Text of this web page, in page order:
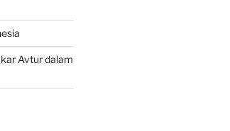
Avtur dalam